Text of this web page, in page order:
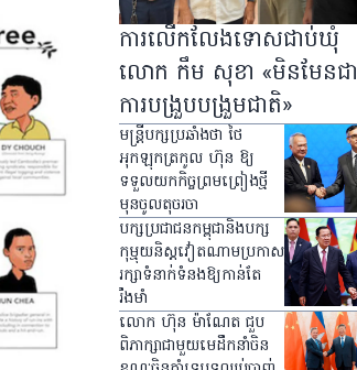
ការលើកលែងទោសជាប់ឃុំ
លោក កឹម សុខា «មិនមែនជា
ការបង្រួបបង្រួមជាតិ»
មន្ត្រីបក្សប្រឆាំងថា ថៃ
អុកឡុកត្រកូល ហ៊ុន ឱ្យ
ទទួលយកកិច្ចព្រមព្រៀងថ្មី
មុនចូលតុចរចា
បក្សប្រជាជនកម្ពុជានិងបក្ស
កុម្មុយនិស្ដវៀតណាមប្រកាស
រក្សាទំនាក់ទំនងឱ្យកាន់តែ
រឹងមាំ
លោក ហ៊ុន ម៉ាណែត ជួប
ពិភាក្សាជាមួយមេដឹកនាំចិន